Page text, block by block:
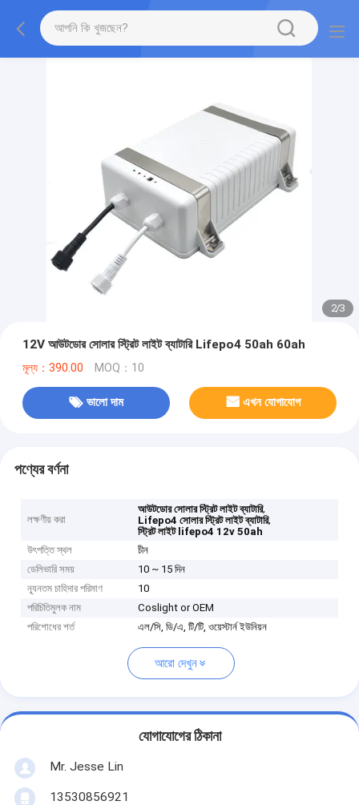
2/3
12V আউটডোর সোলার স্ট্রিট লাইট ব্যাটারি Lifepo4 50ah 60ah
মূল্য：390.00 MOQ：10
ভালো দাম এখন যোগাযোগ
পণ্যের বর্ণনা
লক্ষণীয় করা
আউটডোর সোলার স্ট্রিট লাইট ব্যাটারি,
Lifepo4 সোলার স্ট্রিট লাইট ব্যাটারি,
স্ট্রিট লাইট lifepo4 12v 50ah
উৎপত্তি স্থল
চীন
ডেলিভারি সময়
10 ~ 15 দিন
ন্যূনতম চাহিদার পরিমাণ
10
পরিচিতিমুলক নাম
Coslight or OEM
পরিশোধের শর্ত
এল/সি, ডি/এ, টি/টি, ওয়েস্টার্ন ইউনিয়ন
আরো দেখুন
যোগাযোগের ঠিকানা
Mr. Jesse Lin
13530856921